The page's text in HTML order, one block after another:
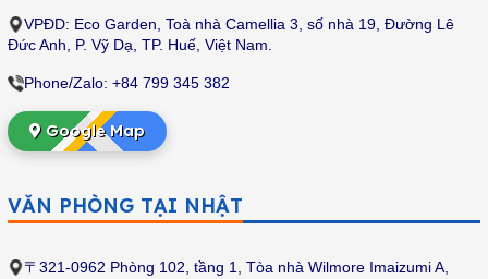
VPĐD: Eco Garden, Toà nhà Camellia 3, số nhà 19, Đường Lê
Đức Anh, P. Vỹ Dạ, TP. Huế, Việt Nam.
Phone/Zalo: +84 799 345 382
Google Map
VĂN PHÒNG TẠI NHẬT
〒321-0962 Phòng 102, tầng 1, Tòa nhà Wilmore Imaizumi A,